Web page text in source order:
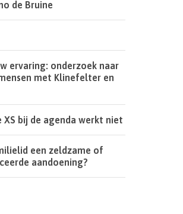
de Bruine
ervaring: onderzoek naar
met Klinefelter en
XS bij de agenda werkt niet
een zeldzame of
aandoening?